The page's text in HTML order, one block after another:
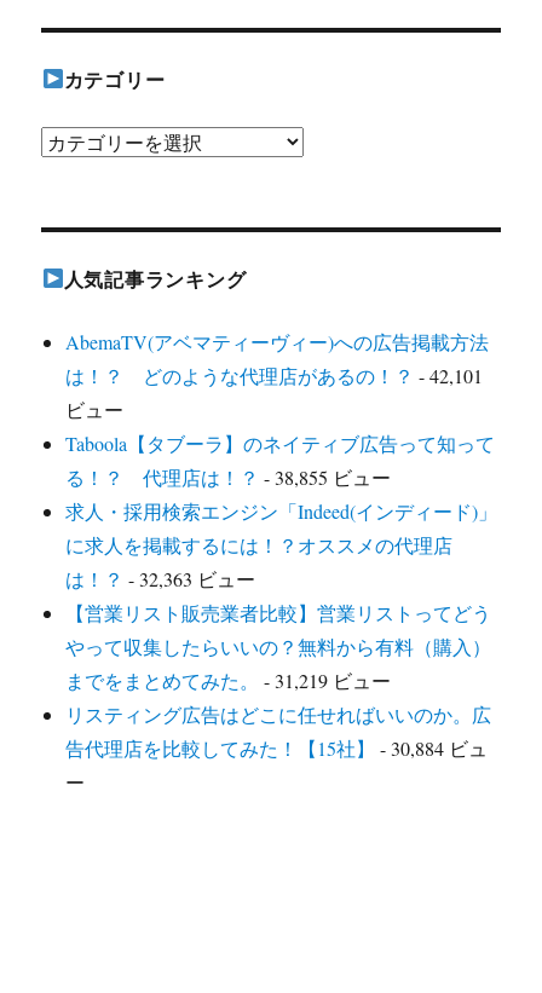
カテゴリー
リ 人気記事ランキング
AbemaTV(アベマティーヴィー)への広告掲載方法
は！？ どのような代理店があるの！？ - 42,101
ビュー
Taboola【タブーラ】のネイティブ広告って知って
る！？ 代理店は！？ - 38,855 ビュー
求人・採用検索エンジン「Indeed(インディード)」
に求人を掲載するには！？オススメの代理店
は！？ - 32,363 ビュー
【営業リスト販売業者比較】営業リストってどう
やって収集したらいいの？無料から有料（購入）
までをまとめてみた。
- 31,219 ビュー
リスティング広告はどこに任せればいいのか。広
告代理店を比較してみた！【15社】
- 30,884 ビュ
ー